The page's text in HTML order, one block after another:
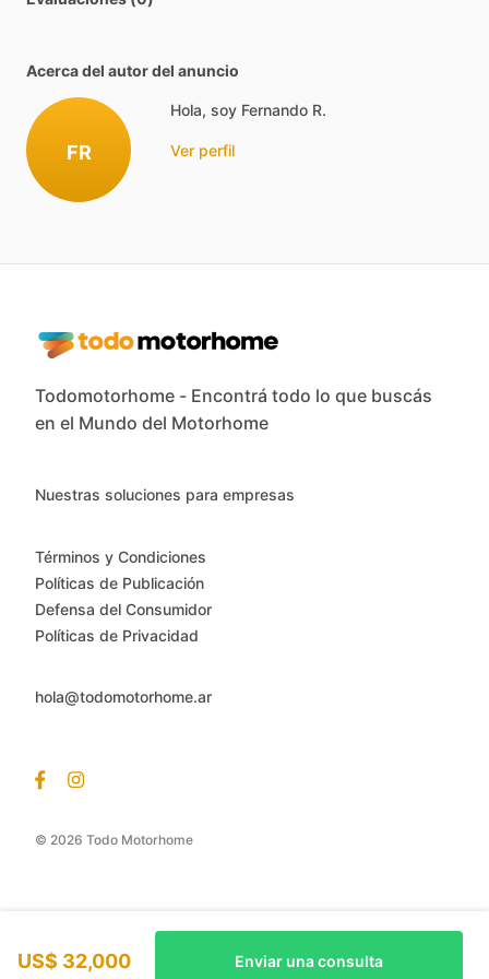
Acerca del autor del anuncio
FR
Hola, soy Fernando R.
Ver perfil
US$ 32,000 Enviar una consulta
Todomotorhome - Encontrá todo lo que buscás
en el Mundo del Motorhome
© 2026 Todo Motorhome
Nuestras soluciones para empresas
Términos y Condiciones
Políticas de Publicación
Defensa del Consumidor
Políticas de Privacidad
hola@todomotorhome.ar